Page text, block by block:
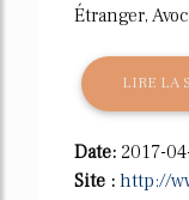
Étranger,
LIRE LA
Date: 2017-
Site : http://